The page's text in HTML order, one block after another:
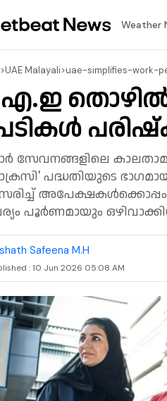
⁠Weather
>UAE Malayali>uae-simplifies-work-
തൊഴിൽ
സേവനങ്ങളിലെ
പദ്ധതിയുടെ
പൂർണമായും
Safeena M.H
:10 Jun 2026 05:08 AM